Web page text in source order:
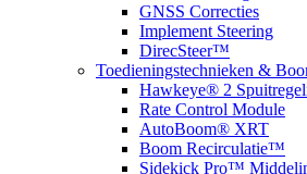
GNSS Correcties
Implement Steering
DirecSteer™
Toedieningstechnieken &
Hawkeye® 2
Rate Control Module
AutoBoom® XRT
​Boom Recirculatie™
Sidekick Pro™